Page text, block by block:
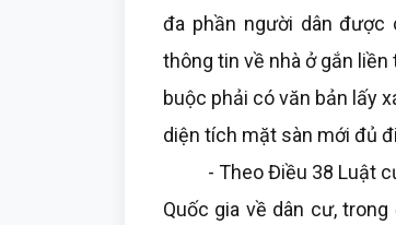
đa phần người dân được
thông tin về nhà ở gắn
buộc phải có văn bản lấy
diện tích mặt sàn mới đủ
- Theo Điều 38 Luật cư
Quốc gia về dân cư,